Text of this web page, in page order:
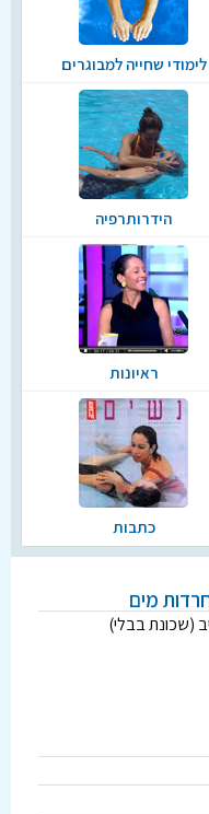
לימודי שחייה למבוגרים
הידרותרפיה
ראיונות
כתבות
מים